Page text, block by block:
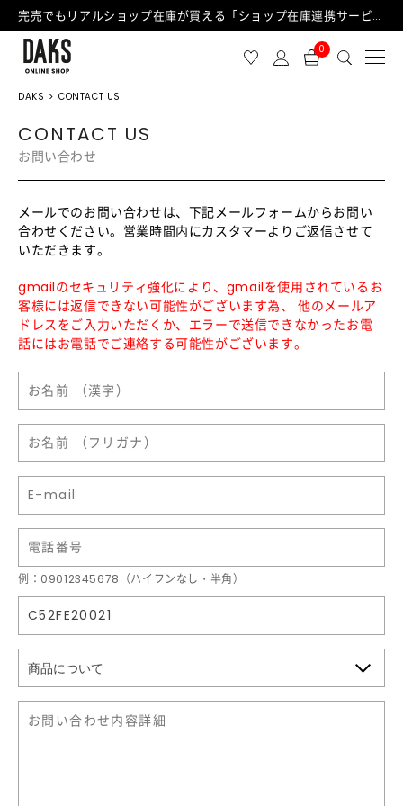
完売でもリアルショップ在庫が買える「ショップ在庫連携サービス」が日中もご利用可能になりました！
0
DAKS CONTACT US
CONTACT US
お問い合わせ
メールでのお問い合わせは、下記メールフォームからお問い
合わせください。営業時間内にカスタマーよりご返信させて
いただきます。
gmailのセキュリティ強化により、gmailを使用されているお
客様には返信できない可能性がございます為、 他のメールア
ドレスをご入力いただくか、エラーで送信できなかったお電
話にはお電話でご連絡する可能性がございます。
例：09012345678（ハイフンなし・半角）